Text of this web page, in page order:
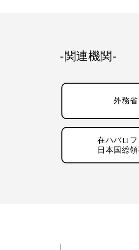
-関連機関-
外務省
在ハバロフ
日本国総